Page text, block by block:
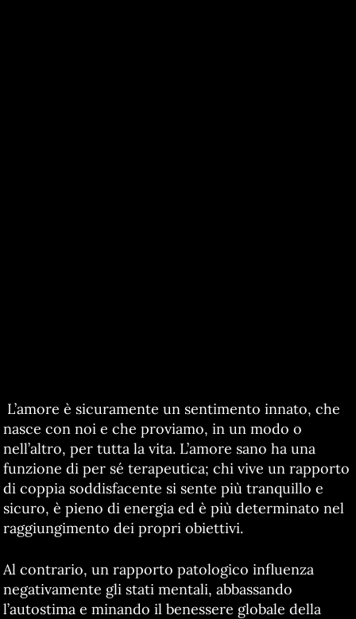
L’amore è sicuramente un sentimento innato, che
nasce con noi e che proviamo, in un modo o
nell’altro, per tutta la vita. L’amore sano ha una
funzione di per sé terapeutica; chi vive un rapporto
di coppia soddisfacente si sente più tranquillo e
sicuro, è pieno di energia ed è più determinato nel
raggiungimento dei propri obiettivi.
Al contrario, un rapporto patologico influenza
negativamente gli stati mentali, abbassando
l’autostima e minando il benessere globale della